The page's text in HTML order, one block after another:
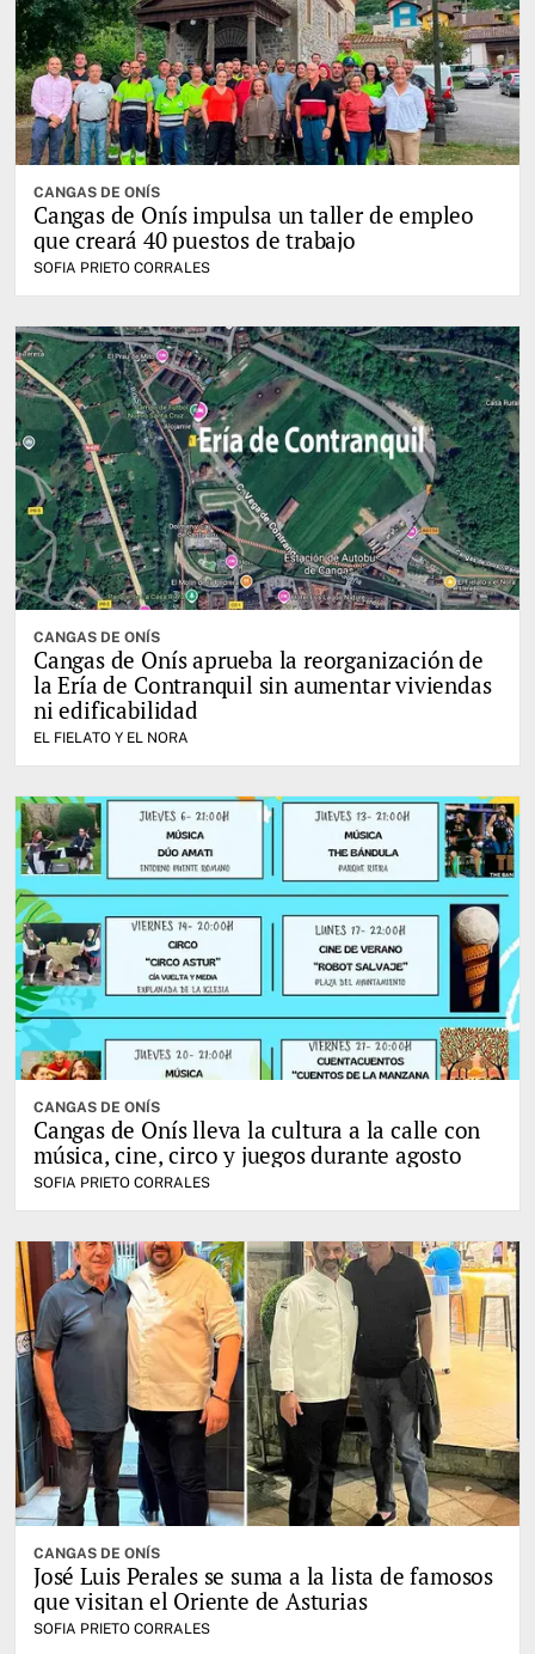
CANGAS DE ONÍS
Cangas de Onís impulsa un taller de empleo
que creará 40 puestos de trabajo
SOFIA PRIETO CORRALES
CANGAS DE ONÍS
Cangas de Onís aprueba la reorganización de
la Ería de Contranquil sin aumentar viviendas
ni edificabilidad
EL FIELATO Y EL NORA
CANGAS DE ONÍS
Cangas de Onís lleva la cultura a la calle con
música, cine, circo y juegos durante agosto
SOFIA PRIETO CORRALES
CANGAS DE ONÍS
José Luis Perales se suma a la lista de famosos
que visitan el Oriente de Asturias
SOFIA PRIETO CORRALES